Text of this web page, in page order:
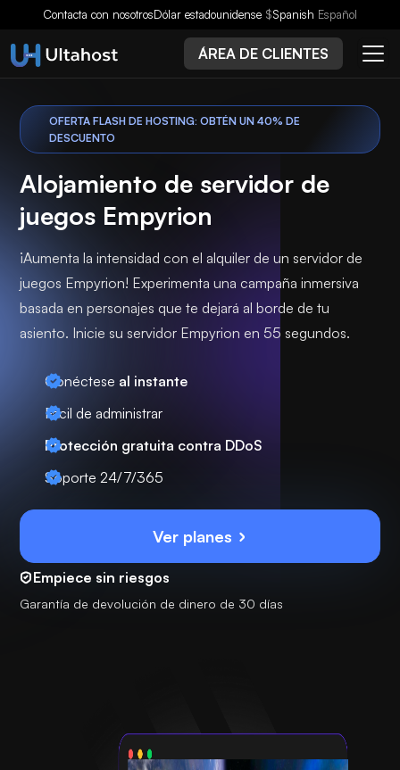
Contacta con nosotrosDólar estadounidense $Spanish Español
ÁREA DE CLIENTES
OFERTA FLASH DE HOSTING: OBTÉN UN 40% DE
DESCUENTO
Alojamiento de servidor de
juegos Empyrion
¡Aumenta la intensidad con el alquiler de un servidor de
juegos Empyrion! Experimenta una campaña inmersiva
basada en personajes que te dejará al borde de tu
asiento. Inicie su servidor Empyrion en 55 segundos.
Conéctese al instante
Fácil de administrar
Protección gratuita contra DDoS
Soporte 24/7/365
Ver planes
Empiece sin riesgos
Garantía de devolución de dinero de 30 días